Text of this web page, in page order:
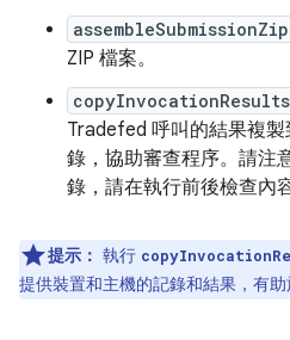
assembleSubmissionZip
ZIP 檔案。
Tradefed 呼叫的結果複
錄，協助審查程序。請注
錄，請在執行前後檢查內容
提示： 執行
提供裝置和主機的記錄和結果，有助